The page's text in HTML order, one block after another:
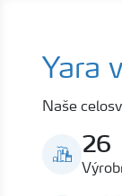
Yara
Naše
26